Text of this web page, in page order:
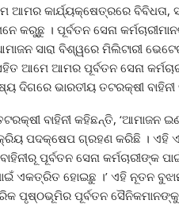
ଆମର କାର୍ଯ୍ୟକ୍ଷେତ୍ରରେ ବିବିଧତା,
କରୁଛୁ । ପୂର୍ବତନ ସେନା
ସାରା ବିଶ୍ୱରେ ମିଲିଟାରୀ
ଆମେ ଆମର ପୂର୍ବତନ ସେନା
ଦିଗରେ ଭାରତୀୟ ତଟରକ୍ଷୀ ବାହିନୀ
ବାହିନୀ କହିଛନ୍ତି, ‘ଆମାଜନ
ପଦକ୍ଷେପ ଗ୍ରହଣ କରିଛି । ଏହି
ପୂର୍ବତନ ସେନା କର୍ମଚାରୀଙ୍କ
ଏକତ୍ରିତ ହୋଇଛୁ ।’ ଏହି ନୂତନ
ପୃଷ୍ଠଭୂମିର ପୂର୍ବତନ